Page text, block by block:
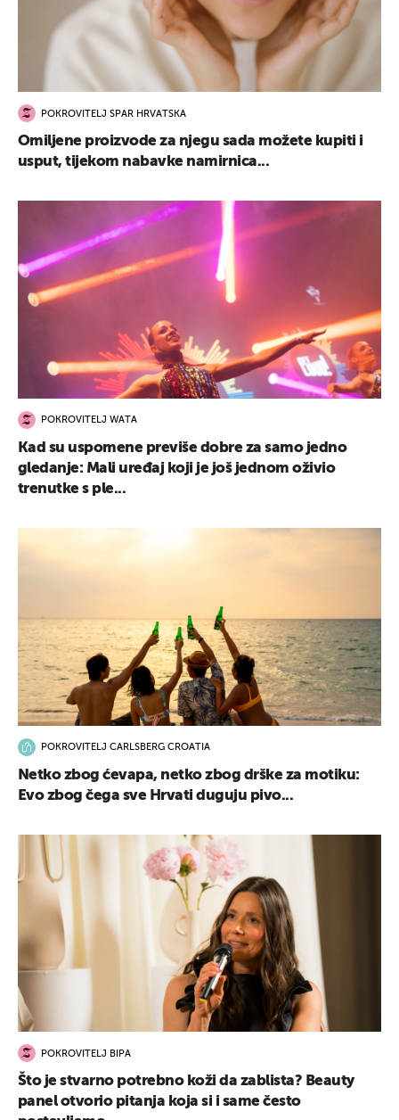
POKROVITELJ SPAR HRVATSKA
Omiljene proizvode za njegu sada možete kupiti i
usput, tijekom nabavke namirnica...
POKROVITELJ WATA
Kad su uspomene previše dobre za samo jedno
gledanje: Mali uređaj koji je još jednom oživio
trenutke s ple...
POKROVITELJ CARLSBERG CROATIA
Netko zbog ćevapa, netko zbog drške za motiku:
Evo zbog čega sve Hrvati duguju pivo...
POKROVITELJ BIPA
Što je stvarno potrebno koži da zablista? Beauty
panel otvorio pitanja koja si i same često